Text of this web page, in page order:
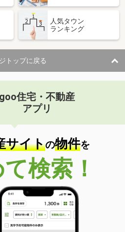
人気タウン
ランキング
トップに戻る
goo住宅・不動産
アプリ
サイトの物件を
検索！